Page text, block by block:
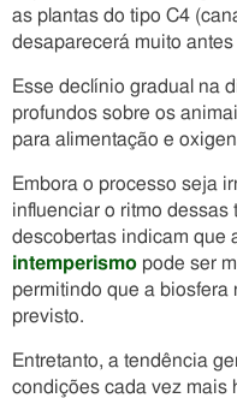
as plantas do tipo C4
desaparecerá muito
Esse declínio gradual na
profundos sobre os
para alimentação e
Embora o processo seja
influenciar o ritmo dessas
descobertas indicam que
intemperismo pode ser
permitindo que a biosfera
previsto.
Entretanto, a tendência
condições cada vez mais